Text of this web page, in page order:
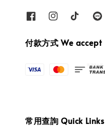
付款方式 We accept
常用查詢 Quick Links